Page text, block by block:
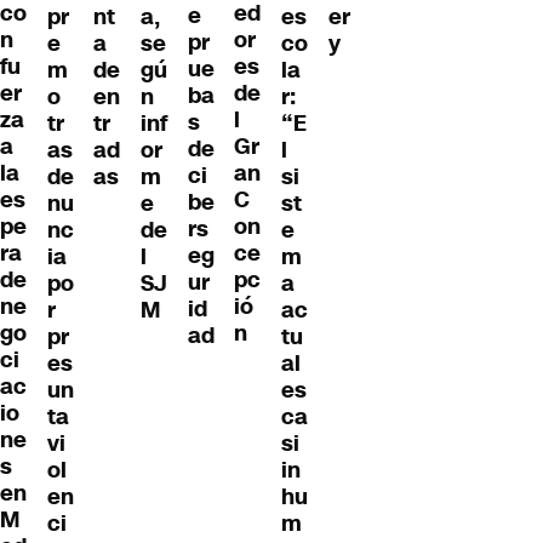
co
n
fu
er
za
a
la
es
pe
ra
de
ne
go
ci
ac
io
ne
s
en
M
pr
e
m
o
tr
as
de
nu
nc
ia
po
r
pr
es
un
ta
vi
ol
en
ci
nt
a
de
en
tr
ad
as
a,
se
gú
n
inf
or
m
e
de
l
SJ
M
e
pr
ue
ba
s
de
ci
be
rs
eg
ur
id
ad
ed
or
es
de
l
Gr
an
C
on
ce
pc
ió
n
es
co
la
r:
“E
l
si
st
e
m
a
ac
tu
al
es
ca
si
in
hu
m
er
y